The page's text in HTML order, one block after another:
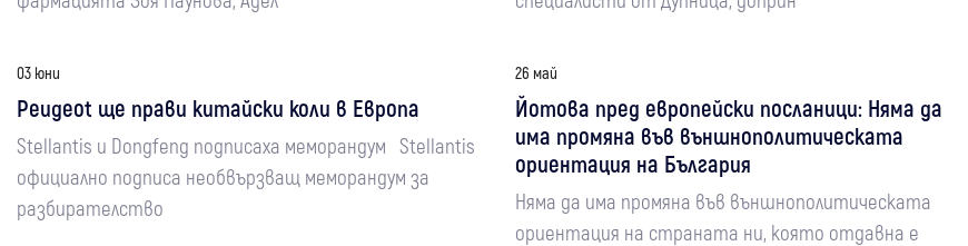
03 юни
Peugeot ще прави китайски коли в Европа
Stellantis и Dongfeng подписаха меморандум Stellantis
официално подписа необвързващ меморандум за
разбирателство
26 май
Йотова пред европейски посланици: Няма да
има промяна във външнополитическата
ориентация на България
Няма да има промяна във външнополитическата
ориентация на страната ни, която отдавна е